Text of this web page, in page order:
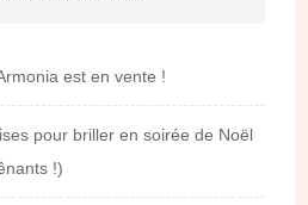
est en vente !
pour briller en soirée de Noël
!)